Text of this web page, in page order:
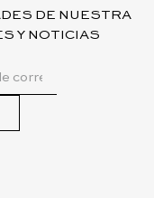
DE NUESTRA
Y NOTICIAS